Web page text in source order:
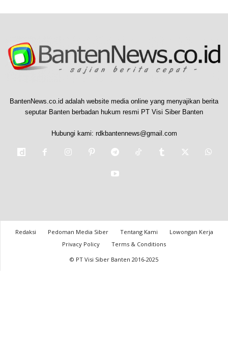
BantenNews.co.id adalah website media online yang menyajikan berita
seputar Banten berbadan hukum resmi PT Visi Siber Banten
Hubungi kami: rdkbantennews@gmail.com
Redaksi Pedoman Media Siber Tentang Kami
Lowongan Kerja
Privacy Policy
Terms & Conditions
© PT Visi Siber Banten 2016-2025